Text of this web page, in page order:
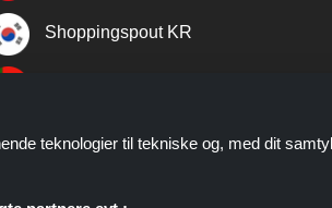
Shoppingspout KR
teknologier til tekniske og, med dit